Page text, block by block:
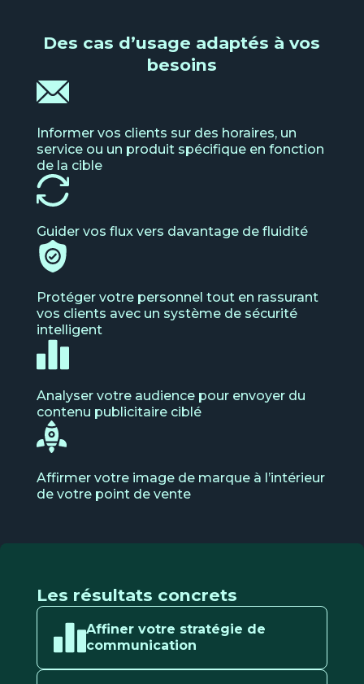
Des cas d’usage adaptés à vos
besoins
Informer vos clients sur des horaires, un
service ou un produit spécifique en fonction
de la cible
Guider vos flux vers davantage de fluidité
Protéger votre personnel tout en rassurant
vos clients avec un système de sécurité
intelligent
Analyser votre audience pour envoyer du
contenu publicitaire ciblé
Affirmer votre image de marque à l’intérieur
de votre point de vente
Les résultats concrets
Affiner votre stratégie de
communication